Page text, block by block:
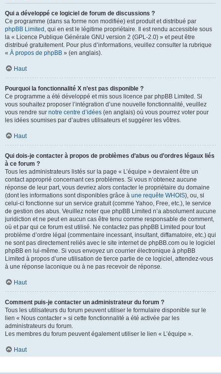
Qui a développé ce logiciel de forum de discussions ?
Ce programme (dans sa forme non modifiée) est produit et distribué par
phpBB Limited , qui en est le légitime propriétaire. Il est rendu accessible sous
la « Licence Publique Générale GNU version 2 (GPL-2.0) » et peut être
distribué gratuitement. Pour plus d’informations, veuillez consulter la rubrique
« À propos de phpBB » (en anglais).
Haut
Pourquoi la fonctionnalité X n’est pas disponible ?
Ce programme a été développé et mis sous licence par phpBB Limited. Si
vous souhaitez proposer l’intégration d’une nouvelle fonctionnalité, veuillez
vous rendre sur notre centre d’idées (en anglais) où vous pourrez voter pour
les idées soumises par d’autres utilisateurs et suggérer les vôtres.
Haut
Qui dois-je contacter à propos de problèmes d’abus ou d’ordres légaux liés
à ce forum ?
Tous les administrateurs listés sur la page « L’équipe » devraient être un
contact approprié concernant ces problèmes. Si vous n’obtenez aucune
réponse de leur part, vous devriez alors contacter le propriétaire du domaine
(dont les informations sont disponibles grâce à une requête WHOIS), ou, si
celui-ci fonctionne sur un service gratuit (comme Yahoo, Free, etc.), le service
de gestion des abus. Veuillez noter que phpBB Limited n’a absolument aucune
juridiction et ne peut en aucun cas être tenu comme responsable de comment,
où et par qui ce forum est utilisé. Ne contactez pas phpBB Limited pour tout
problème d’ordre légal (commentaire incessant, insultant, diffamatoire, etc.) qui
ne sont pas directement reliés avec le site internet de phpBB.com ou le logiciel
phpBB en lui-même. Si vous envoyez un courrier électronique à phpBB
Limited à propos d’une utilisation de tierce partie de ce logiciel, attendez-vous
à une réponse laconique ou à ne pas recevoir de réponse.
Haut
Comment puis-je contacter un administrateur du forum ?
Tous les utilisateurs du forum peuvent utiliser le formulaire disponible sur le
lien « Nous contacter » si cette fonctionnalité a été activée par les
administrateurs du forum.
Les membres du forum peuvent également utiliser le lien « L’équipe ».
Haut